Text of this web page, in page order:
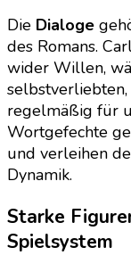
Die Dialoge
des Romans.
wider Willen,
regelmäßig für
Wortgefechte
und verleihen
Dynamik.
Starke
Spielsystem